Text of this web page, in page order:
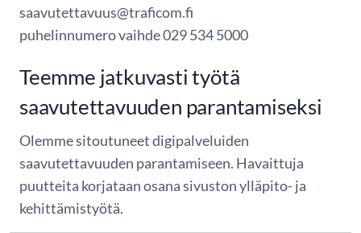
saavutettavuus@traficom.fi
puhelinnumero vaihde 029 534 5000
Teemme jatkuvasti työtä
saavutettavuuden parantamiseksi
Olemme sitoutuneet digipalveluiden
saavutettavuuden parantamiseen. Havaittuja
puutteita korjataan osana sivuston ylläpito- ja
kehittämistyötä.